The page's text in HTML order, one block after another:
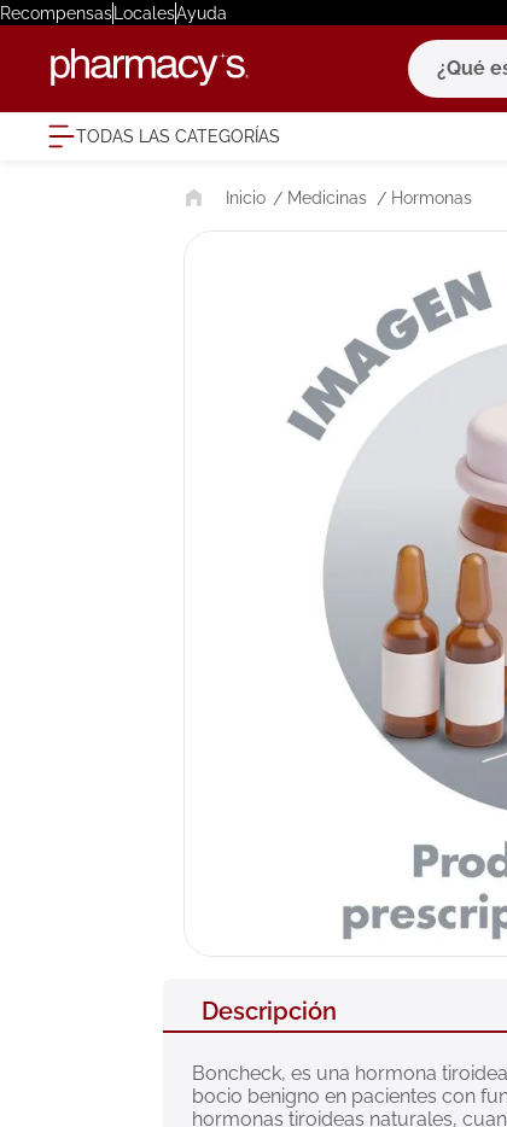
RecompensasLocalesAyuda
¿Qué
TODAS LAS CATEGORÍAS
Medicinas Hormonas
Descripción
Boncheck, es una hormona
bocio benigno en pacientes con
hormonas tiroideas naturales,
1.
3.
7.
.
9.
10